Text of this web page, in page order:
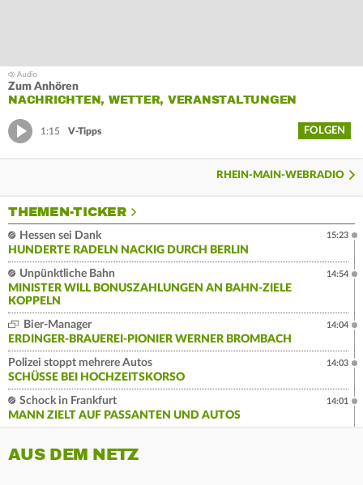
Zum Anhören
NACHRICHTEN, WETTER, VERANSTALTUNGEN
1:15 V-Tipps FOLGEN
RHEIN-MAIN-WEBRADIO
THEMEN-TICKER
Hessen sei Dank
HUNDERTE RADELN NACKIG DURCH BERLIN
15:23
Unpünktliche Bahn
MINISTER WILL BONUSZAHLUNGEN AN BAHN-ZIELE
KOPPELN
14:54
Bier-Manager
ERDINGER-BRAUEREI-PIONIER WERNER BROMBACH
14:04
Polizei stoppt mehrere Autos
SCHÜSSE BEI HOCHZEITSKORSO
14:03
Schock in Frankfurt
MANN ZIELT AUF PASSANTEN UND AUTOS
14:01
AUS DEM NETZ